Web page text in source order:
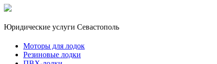
Юридические услуги Севастополь
Моторы для лодок
Резиновые лодки